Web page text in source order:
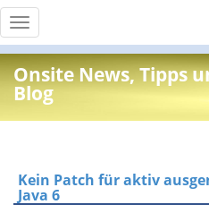
Toggle
navigation
Onsite News, Tipps
Blog
Kein Patch für aktiv
Java 6